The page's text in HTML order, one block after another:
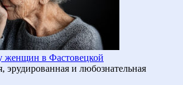
женщин в Фастовецкой
эрудированная и любознательная